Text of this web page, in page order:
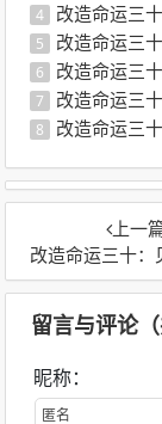
4 改造命运三
5 改造命运三
6 改造命运三
7 改造命运三
8 改造命运三
上一
改造命运三十：见解正
留言与评论
昵称：